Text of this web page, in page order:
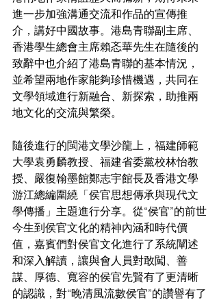
進一步加強溝通交流和作品的宣傳推
介，講好中國故事。港島青聯副主席、
香港學生總會主席賴忞華先生在隨後的
致辭中也介紹了港島青聯的基本情況，
並希望兩地作家能夠珍惜機遇，共同在
文學領域進行新融合、新探索，助推兩
地文化的交流與繁榮。
隨後進行的閩港文學沙龍上，福建師範
大學袁勇麟教授、福建省委黨校林怡教
授、嚴復翰墨館鄭志宇館長及香港文學
游江總編圍繞「侯官思想傳承與現代文
學傳播」主題進行分享。從“侯官”的前世
今生到侯官文化的精神內涵和時代價
值，嘉賓們對侯官文化進行了系統闡述
和深入解讀，讓與會人員對敢闖、善
謀、厚德、寬容的侯官先賢有了更清晰
的認識，對“晚清風流數侯官”的讚譽有了